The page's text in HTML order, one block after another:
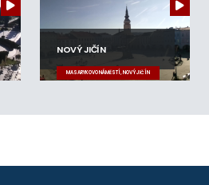
NOVÝ JIČÍN
MASARYKOVO NÁMĚSTÍ, NOVÝ JIČÍN